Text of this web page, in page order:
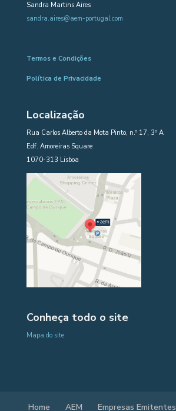
Sandra Martins Aires
sandra.aires@aem-portugal.com
Termos e Condições
Política de Privacidade
Localização
Rua Carlos Alberto da Mota Pinto, n.º 17, 3º A
Edf. Amoreiras Square
1070-313 Lisboa
Conheça todo o site
Mapa do site
Home AEM Empresas Emitentes